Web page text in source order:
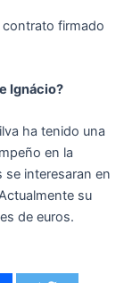
firmado
Ignácio?
ha tenido una
en la
interesaran en
su
de euros.